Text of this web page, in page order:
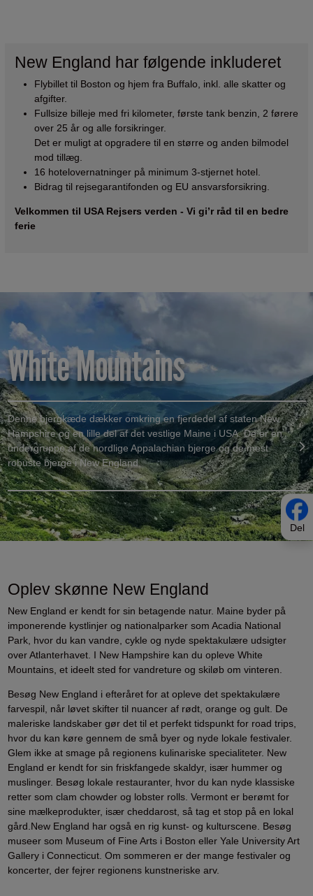
Del
New England har følgende inkluderet
Flybillet til Boston og hjem fra Buffalo, inkl. alle skatter og
afgifter.
Fullsize billeje med fri kilometer, første tank benzin, 2 førere
over 25 år og alle forsikringer.
Det er muligt at opgradere til en større og anden bilmodel
mod tillæg.
16 hotelovernatninger på minimum 3-stjernet hotel.
Bidrag til rejsegarantifonden og EU ansvarsforsikring.
Velkommen til USA Rejsers verden - Vi gi’r råd til en bedre
ferie
White Mountains
Denne bjergkæde dækker omkring en fjerdedel af staten New
Hampshire og en lille del af det vestlige Maine i USA. De er en
undergruppe af de nordlige Appalachian bjerge og de mest
robuste bjerge i New England.
Oplev skønne New England
New England er kendt for sin betagende natur. Maine byder på
imponerende kystlinjer og nationalparker som Acadia National
Park, hvor du kan vandre, cykle og nyde spektakulære udsigter
over Atlanterhavet. I New Hampshire kan du opleve White
Mountains, et ideelt sted for vandreture og skiløb om vinteren.
Besøg New England i efteråret for at opleve det spektakulære
farvespil, når løvet skifter til nuancer af rødt, orange og gult. De
maleriske landskaber gør det til et perfekt tidspunkt for road trips,
hvor du kan køre gennem de små byer og nyde lokale festivaler.
Glem ikke at smage på regionens kulinariske specialiteter. New
England er kendt for sin friskfangede skaldyr, især hummer og
muslinger. Besøg lokale restauranter, hvor du kan nyde klassiske
retter som clam chowder og lobster rolls. Vermont er berømt for
sine mælkeprodukter, især cheddarost, så tag et stop på en lokal
gård.New England har også en rig kunst- og kulturscene. Besøg
museer som Museum of Fine Arts i Boston eller Yale University Art
Gallery i Connecticut. Om sommeren er der mange festivaler og
koncerter, der fejrer regionens kunstneriske arv.